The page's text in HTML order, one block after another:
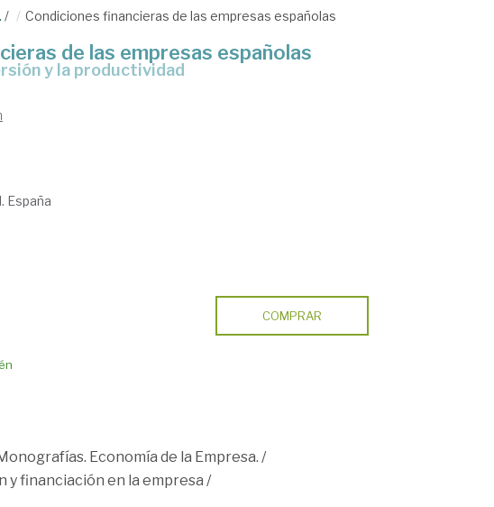
/ Condiciones financieras de las empresas españolas
de las empresas españolas
y la productividad
España
COMPRAR
Economía de la Empresa. /
y financiación en la empresa /